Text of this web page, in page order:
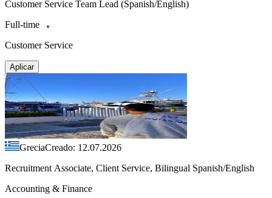
Customer Service Team Lead (Spanish/English)
Full-time
Customer Service
Aplicar
GreciaCreado: 12.07.2026
Recruitment Associate, Client Service, Bilingual Spanish/English
Accounting & Finance